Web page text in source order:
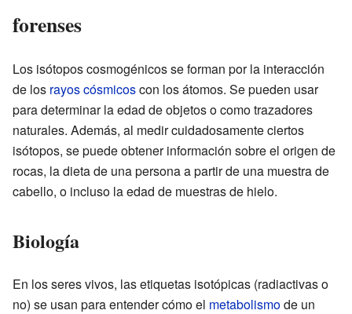
forenses
Los isótopos cosmogénicos se forman por la interacción
de los rayos cósmicoscon los átomos. Se pueden usar
para determinar la edad de objetos o como trazadores
naturales. Además, al medir cuidadosamente ciertos
isótopos, se puede obtener información sobre el origen de
rocas, la dieta de una persona a partir de una muestra de
cabello, o incluso la edad de muestras de hielo.
Biología
En los seres vivos, las etiquetas isotópicas (radiactivas o
no) se usan para entender cómo el metabolismode un